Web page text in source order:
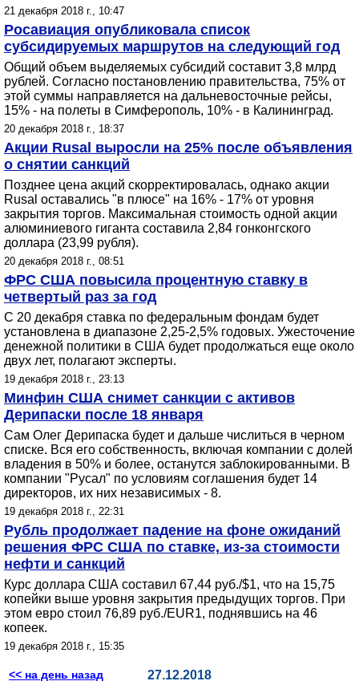
21 декабря 2018 г., 10:47
Росавиация опубликовала список
субсидируемых маршрутов на следующий год
Общий объем выделяемых субсидий составит 3,8 млрд
рублей. Согласно постановлению правительства, 75% от
этой суммы направляется на дальневосточные рейсы,
15% - на полеты в Симферополь, 10% - в Калининград.
20 декабря 2018 г., 18:37
Акции Rusal выросли на 25% после объявления
о снятии санкций
Позднее цена акций скорректировалась, однако акции
Rusal оставались "в плюсе" на 16% - 17% от уровня
закрытия торгов. Максимальная стоимость одной акции
алюминиевого гиганта составила 2,84 гонконгского
доллара (23,99 рубля).
20 декабря 2018 г., 08:51
ФРС США повысила процентную ставку в
четвертый раз за год
С 20 декабря ставка по федеральным фондам будет
установлена в диапазоне 2,25-2,5% годовых. Ужесточение
денежной политики в США будет продолжаться еще около
двух лет, полагают эксперты.
19 декабря 2018 г., 23:13
Минфин США снимет санкции с активов
Дерипаски после 18 января
Сам Олег Дерипаска будет и дальше числиться в черном
списке. Вся его собственность, включая компании с долей
владения в 50% и более, останутся заблокированными. В
компании "Русал" по условиям соглашения будет 14
директоров, их них независимых - 8.
19 декабря 2018 г., 22:31
Рубль продолжает падение на фоне ожиданий
решения ФРС США по ставке, из-за стоимости
нефти и санкций
Курс доллара США составил 67,44 руб./$1, что на 15,75
копейки выше уровня закрытия предыдущих торгов. При
этом евро стоил 76,89 руб./EUR1, поднявшись на 46
копеек.
19 декабря 2018 г., 15:35
<< на день назад 27.12.2018